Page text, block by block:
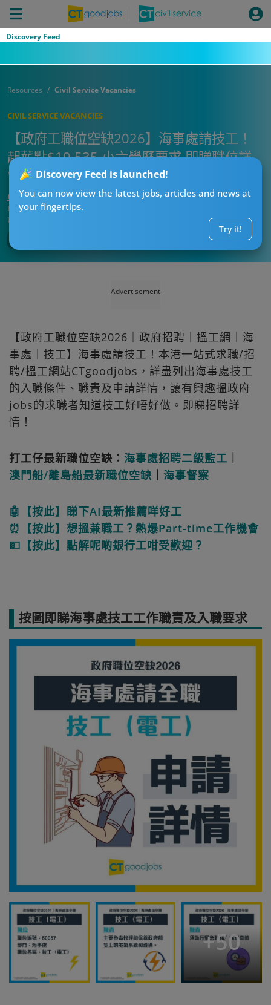
Discovery Feed
Discovery Feed is launched!
You can now view the latest jobs, articles and news at
your fingertips.
Try it!
Resources Civil Service Vacancies
CIVIL SERVICE VACANCIES
【政府工職位空缺2026】海事處請技工！
起薪點$19,535 小六學歷要求 即睇職位詳
情！
CT搵工偵探
Published:2026-06-11 09:59
Updated:
Advertisement
【政府工職位空缺2026｜政府招聘｜搵工網｜海
事處｜技工】海事處請技工！本港一站式求職/招
聘/搵工網站CTgoodjobs，詳盡列出海事處技工
的入職條件、職責及申請詳情，讓有興趣搵政府
jobs的求職者知道技工好唔好做。即睇招聘詳
情！
打工仔最新職位空缺： 海事處招聘二級監工
澳門船/離島船最新職位空缺
海事督察
🤖【按此】睇下AI最新推薦咩好工
⏰【按此】想搵兼職工？熱爆Part-time工作機會
💵【按此】點解呢啲銀行工咁受歡迎？
按圖即睇海事處技工工作職責及入職要求
+50